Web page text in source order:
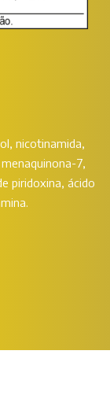
nicotinamida,
7,
piridoxina, ácido